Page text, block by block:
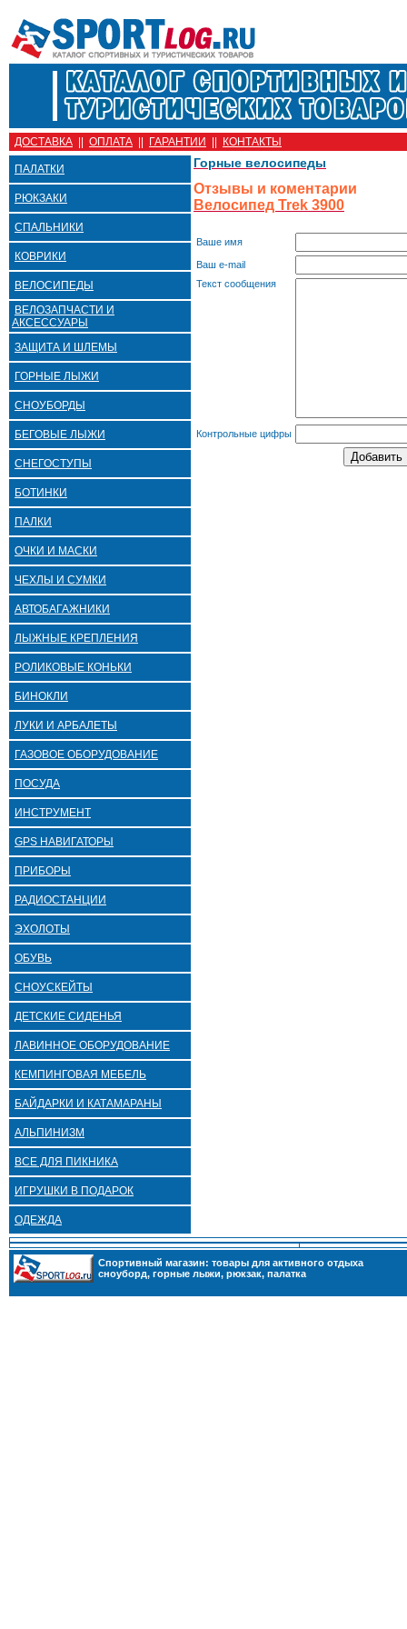
ДОСТАВКА ОПЛАТА ГАРАНТИИ КОНТАКТЫ
ПАЛАТКИ
РЮКЗАКИ
СПАЛЬНИКИ
КОВРИКИ
ВЕЛОСИПЕДЫ
ВЕЛОЗАПЧАСТИ И
АКСЕССУАРЫ
ЗАЩИТА И ШЛЕМЫ
ГОРНЫЕ ЛЫЖИ
СНОУБОРДЫ
БЕГОВЫЕ ЛЫЖИ
СНЕГОСТУПЫ
БОТИНКИ
ПАЛКИ
ОЧКИ И МАСКИ
ЧЕХЛЫ И СУМКИ
АВТОБАГАЖНИКИ
ЛЫЖНЫЕ КРЕПЛЕНИЯ
РОЛИКОВЫЕ КОНЬКИ
БИНОКЛИ
ЛУКИ И АРБАЛЕТЫ
ГАЗОВОЕ ОБОРУДОВАНИЕ
ПОСУДА
ИНСТРУМЕНТ
GPS НАВИГАТОРЫ
ПРИБОРЫ
РАДИОСТАНЦИИ
ЭХОЛОТЫ
ОБУВЬ
СНОУСКЕЙТЫ
ДЕТСКИЕ СИДЕНЬЯ
ЛАВИННОЕ ОБОРУДОВАНИЕ
КЕМПИНГОВАЯ МЕБЕЛЬ
БАЙДАРКИ И КАТАМАРАНЫ
АЛЬПИНИЗМ
ВСЕ ДЛЯ ПИКНИКА
ИГРУШКИ В ПОДАРОК
ОДЕЖДА
Горные велосипеды
Отзывы и коментарии
Велосипед Trek 3900
Ваше имя
Ваш e-mail
Текст сообщения
Контрольные цифры
Cпортивный магазин: товары для активного отдыха
сноуборд, горные лыжи, рюкзак, палатка